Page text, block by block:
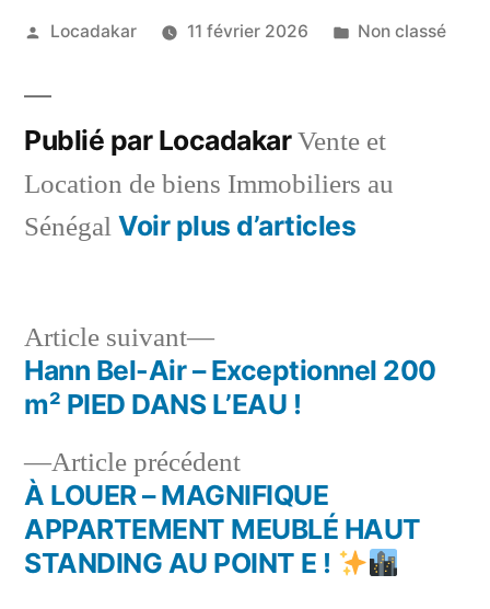
Publié
Locadakar 11 février 2026
Publié
Non classé
Publié par LocadakarVente et
Location de biens Immobiliers au
Sénégal Voir plus d’articles
Navigation
l’article
Article précédentArticle
précédent :
À LOUER – MAGNIFIQUE
APPARTEMENT MEUBLÉ HAUT
STANDING AU POINT E !
Article suivant
Article
suivant :
Hann Bel-Air – Exceptionnel 200
m² PIED DANS L’EAU !